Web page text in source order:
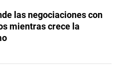
las negociaciones con
mientras crece la